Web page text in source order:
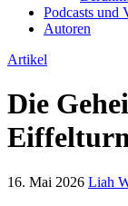
Podcasts und
Autoren
Artikel
Die
16. Mai 2026 Liah